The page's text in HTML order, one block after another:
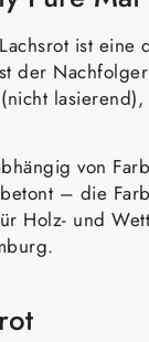
ist
der
von
– die
Holz- und